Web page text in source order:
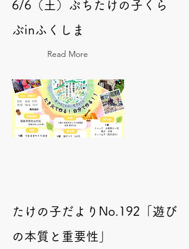
6/6（土）ぷちたけの子くら
ぶinふくしま
Read More
たけの子だよりNo.192「遊び
の本質と重要性」